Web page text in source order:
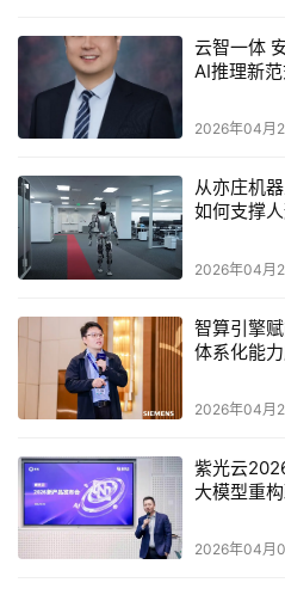
随着数据中心数量越来越多,规
耗不仅是降低数据中心运营成
环境的必然措施。浪潮存储秉
一代存储平台为代表,凭借先
心。随着持续的研发投入与产
节能降碳先进技术在存储领域
色发展战略。
本文来源于DOIT传媒，文章内
云智一体
AI推理新
2026年04月
从亦庄机
如何支撑
2026年04月
智算引擎
体系化能
2026年04月
紫光云
大模型重
2026年04月